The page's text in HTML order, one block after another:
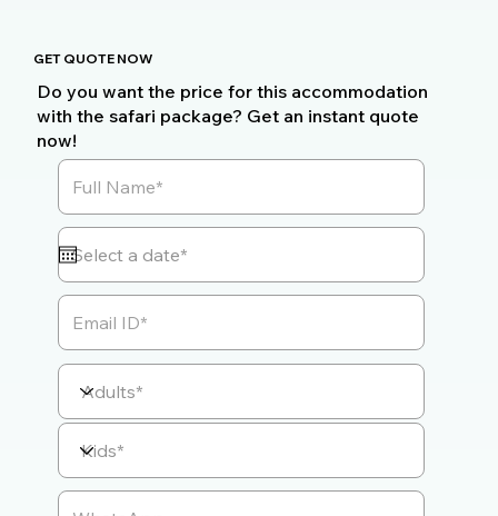
GET QUOTE NOW
Do you want the price for this accommodation
with the safari package? Get an instant quote
now!